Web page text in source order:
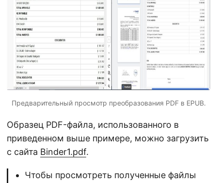
Предварительный просмотр преобразования PDF в EPUB.
Образец PDF-файла, использованного в
приведенном выше примере, можно загрузить
с сайта Binder1.pdf.
Чтобы просмотреть полученные файлы